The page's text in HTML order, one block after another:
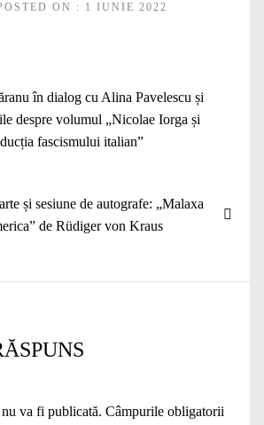
ON : 1 IUNIE 2022
în dialog cu Alina Pavelescu și
despre volumul „Nicolae Iorga și
fascismului italian”
și sesiune de autografe: „Malaxa
de Rüdiger von Kraus
va fi publicată. Câmpurile obligatorii